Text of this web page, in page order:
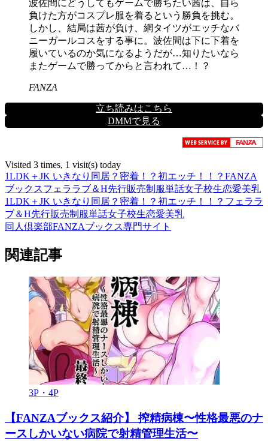
波佐間にどうしてもゲームで勝ちたい茜は、自ら
負けた方がコスプレ服を着るという勝負を挑む。
しかし、結局は茜が負け、網タイツがエッチなバ
ニーガールコスをする事に。波佐間は下に下着を
履いているのか気になるようだが…知りたいなら
またゲームで勝ってからと言われて…！？
FANZA
立ち読みはこちら
DMMで見る
Visited 3 times, 1 visit(s) today
1LDK＋JK いきなり同居？密着！？初エッチ！！？ FANZA
ブックスフェララブ＆H先行販売制服単話女子校生恋愛美乳
1LDK＋JK いきなり同居？密着！？初エッチ！！？ フェララ
ブ＆H先行販売制服単話女子校生恋愛美乳
同人倶楽部FANZAブックス専門サイト
関連記事
3P・4P
【FANZAブックス紹介】 搾精病棟〜性格最悪のナ
ースしかいない病院で射精管理生活〜